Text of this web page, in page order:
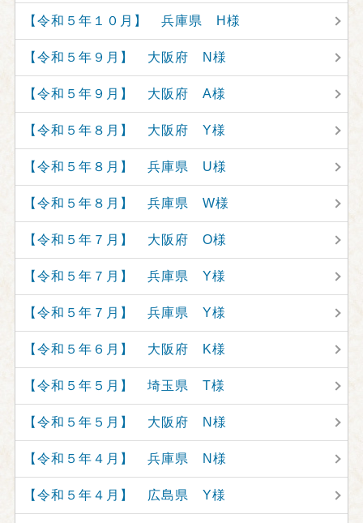
【令和５年１０月】 兵庫県 H様
【令和５年９月】 大阪府 N様
【令和５年９月】 大阪府 A様
【令和５年８月】 大阪府 Y様
【令和５年８月】 兵庫県 U様
【令和５年８月】 兵庫県 W様
【令和５年７月】 大阪府 O様
【令和５年７月】 兵庫県 Y様
【令和５年７月】 兵庫県 Y様
【令和５年６月】 大阪府 K様
【令和５年５月】 埼玉県 T様
【令和５年５月】 大阪府 N様
【令和５年４月】 兵庫県 N様
【令和５年４月】 広島県 Y様